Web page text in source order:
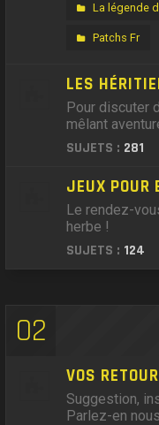
La légende
Patchs Fr
LES
Pour discuter
mêlant
SUJETS : 281
JEUX POUR
Le rendez-
herbe !
SUJETS : 124
02
VOS
Suggestion,
Parlez-en